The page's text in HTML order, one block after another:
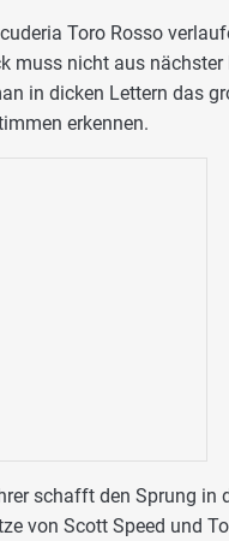
Toro Rosso
muss nicht aus nächster
in dicken Lettern das
erkennen.
schafft den Sprung in
von Scott Speed und